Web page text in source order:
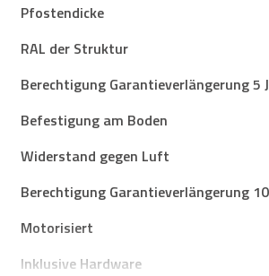
Pfostendicke
RAL der Struktur
Berechtigung Garantieverlängerung 5
Befestigung am Boden
Widerstand gegen Luft
Berechtigung Garantieverlängerung
Motorisiert
Inklusive Hardware